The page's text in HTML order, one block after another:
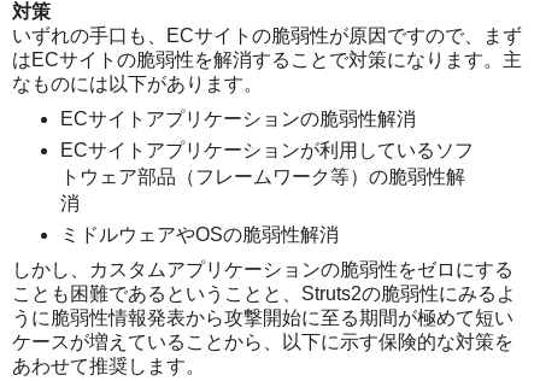
対策
いずれの手口も、ECサイトの脆弱性が原因ですので、まず
はECサイトの脆弱性を解消することで対策になります。主
なものには以下があります。
ECサイトアプリケーションの脆弱性解消
ECサイトアプリケーションが利用しているソフ
トウェア部品（フレームワーク等）の脆弱性解
消
ミドルウェアやOSの脆弱性解消
しかし、カスタムアプリケーションの脆弱性をゼロにする
ことも困難であるということと、Struts2の脆弱性にみるよ
うに脆弱性情報発表から攻撃開始に至る期間が極めて短い
ケースが増えていることから、以下に示す保険的な対策を
あわせて推奨します。